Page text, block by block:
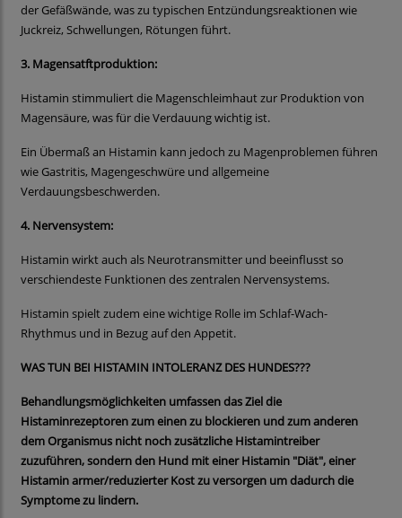
der Gefäßwände, was zu typischen Entzündungsreaktionen wie
Juckreiz, Schwellungen, Rötungen führt.
3. Magensatftproduktion:
Histamin stimmuliert die Magenschleimhaut zur Produktion von
Magensäure, was für die Verdauung wichtig ist.
Ein Übermaß an Histamin kann jedoch zu Magenproblemen führen
wie Gastritis, Magengeschwüre und allgemeine
Verdauungsbeschwerden.
4. Nervensystem:
Histamin wirkt auch als Neurotransmitter und beeinflusst so
verschiendeste Funktionen des zentralen Nervensystems.
Histamin spielt zudem eine wichtige Rolle im Schlaf-Wach-
Rhythmus und in Bezug auf den Appetit.
WAS TUN BEI HISTAMIN INTOLERANZ DES HUNDES???
Behandlungsmöglichkeiten umfassen das Ziel die
Histaminrezeptoren zum einen zu blockieren und zum anderen
dem Organismus nicht noch zusätzliche Histamintreiber
zuzuführen, sondern den Hund mit einer Histamin "Diät", einer
Histamin armer/reduzierter Kost zu versorgen um dadurch die
Symptome zu lindern.